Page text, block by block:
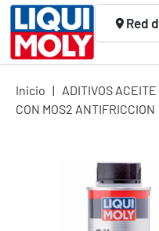
Red
Inicio | ADITIVOS ACEITE
CON MOS2 ANTIFRICCION